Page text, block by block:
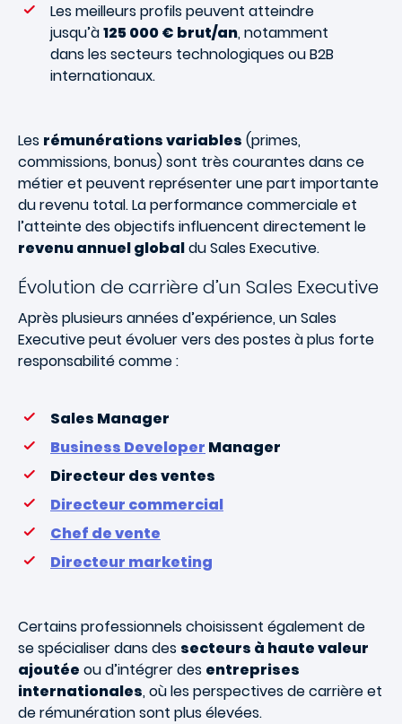
Les meilleurs profils peuvent atteindre
jusqu’à125 000 € brut/an, notamment
dans les secteurs technologiques ou B2B
internationaux.
Les rémunérations variables (primes,
commissions, bonus) sont très courantes dans ce
métier et peuvent représenter une part importante
du revenu total. La performance commerciale et
l’atteinte des objectifs influencent directement le
revenu annuel globaldu Sales Executive.
Évolution de carrière d’un Sales Executive
Après plusieurs années d’expérience, un Sales
Executive peut évoluer vers des postes à plus forte
responsabilité comme :
Sales Manager
Business Developer Manager
Directeur des ventes
Directeur commercial
Chef de vente
Directeur marketing
Certains professionnels choisissent également de
se spécialiser dans des secteurs à haute valeur
ajoutée ou d’intégrer des entreprises
internationales, où les perspectives de carrière et
de rémunération sont plus élevées.